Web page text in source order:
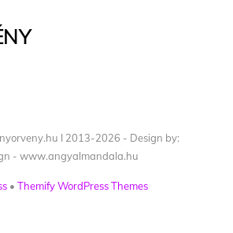
I 2013-2026 - Design by:
- www.angyalmandala.hu
•Themify WordPress Themes